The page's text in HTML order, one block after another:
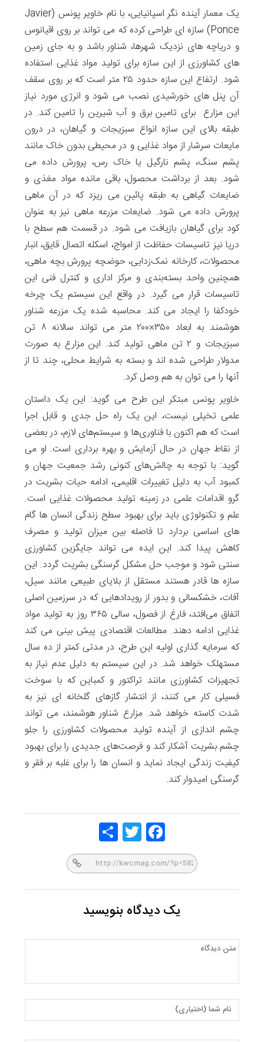
یک معمار آینده نگر اسپانیایی، با نام خاویر پونس (Javier
Ponce) سازه ای طراحی کرده که می تواند بر روی اقیانوس
و دریاچه های نزدیک شهرها، شناور باشد و به جای زمین
های کشاورزی از این سازه برای تولید مواد غذایی استفاده
شود. ارتفاع این سازه حدود ۲۵ متر است که بر روی سقف
آن پنل های خورشیدی نصب می شود و انرژی مورد نیاز
این مزارع برای تامین برق و آب شیرین را تامین کند. در
طبقه بالای این سازه انواع سبزیجات و گیاهان، در درون
مایعات سرشار از مواد غذایی و در محیطی بدون خاک مانند
پشم سنگ، پشم نارگیل یا خاک رس، پرورش داده می
شود. بعد از برداشت محصول، باقی مانده مواد مغذی و
ضایعات گیاهی به طبقه پائین می ریزد که در آن ماهی
پرورش داده می شود. ضایعات مزرعه ماهی نیز به عنوان
کود برای گیاهان بازیافت می شود. در قسمت هم سطح با
دریا نیز تاسیسات حفاظت از امواج، اسکله اتصال قایق، انبار
محصولات، کارخانه نمک‌زدایی، حوضچه پرورش بچه ماهی،
همچنین واحد بسته‌بندی و مرکز اداری و کنترل فنی این
تاسیسات قرار می گیرد. در واقع این سیستم یک چرخه
خودکفا را ایجاد می کند. محاسبه شده یک مزرعه شناور
هوشمند به ابعاد ۳۵۰×۲۰۰ متر می تواند سالانه ۸ تن
سبزیجات و ۲ تن ماهی تولید کند. این مزارع به صورت
مدولار طراحی شده اند و بسته به شرایط محلی، چند تا از
آنها را می توان به هم وصل کرد.
خاویر پونس مبتکر این طرح می گوید: این یک داستان
علمی تخیلی نیست، این یک راه حل جدی و قابل اجرا
است که هم اکنون با فناوری‌ها و سیستم‌های لازم، در بعضی
از نقاط جهان در حال آزمایش و بهره برداری است. او می
گوید: با توجه به چالش‌های کنونی رشد جمعیت جهان و
کمبود آب به دلیل تغییرات اقلیمی، ادامه حیات بشریت در
گرو اقدامات علمی در زمینه تولید محصولات غذایی است.
علم و تکنولوژی باید برای بهبود سطح زندگی انسان ها گام
های اساسی بردارد تا فاصله بین میزان تولید و مصرف
کاهش پیدا کند. این ایده می تواند جایگزین کشاورزی
سنتی شود و موجب حل مشکل گرسنگی بشریت گردد. این
سازه ها قادر هستند مستقل از بلایای طبیعی مانند سیل،
آفات، خشکسالی و بدور از رویدادهایی که در سرزمین اصلی
اتفاق می‌افتد، فارغ از فصول، سالی ۳۶۵ روز به تولید مواد
غذایی ادامه دهند. مطالعات اقتصادی پیش بینی می کند
که سرمایه گذاری اولیه این طرح، در مدتی کمتر از ده سال
مستهلک خواهد شد. در این سیستم به دلیل عدم نیاز به
تجهیزات کشاورزی مانند تراکتور و کمباین که با سوخت
فسیلی کار می کنند، از انتشار گازهای گلخانه ای نیز به
شدت کاسته خواهد شد. مزارع شناور هوشمند، می تواند
چشم اندازی از آینده تولید محصولات کشاورزی را جلو
چشم بشریت آشکار کند و فرصت‌های جدیدی را برای بهبود
کیفیت زندگی ایجاد نماید و انسان ها را برای غلبه بر فقر و
گرسنگی امیدوار کند.
Face
Twitt
یک دیدگاه بنویسید